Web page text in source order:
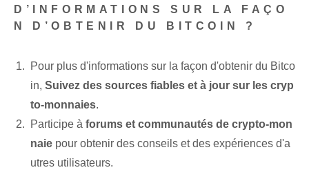
D’INFORMATIONS SUR LA FAÇO
N D’OBTENIR DU BITCOIN ?
Pour plus d'informations sur la façon d'obtenir du Bitco
in, Suivez des sources fiables et à jour sur les cryp
to-monnaies.
Participe à forums et communautés de crypto-mon
naie pour obtenir​ des conseils et des expériences ⁢d'a
utres ‌utilisateurs.